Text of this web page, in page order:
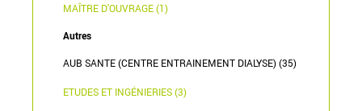
MAÎTRE D'OUVRAGE (1)
Autres
AUB SANTE (CENTRE ENTRAINEMENT DIALYSE) (35)
ETUDES ET INGÉNIERIES (3)